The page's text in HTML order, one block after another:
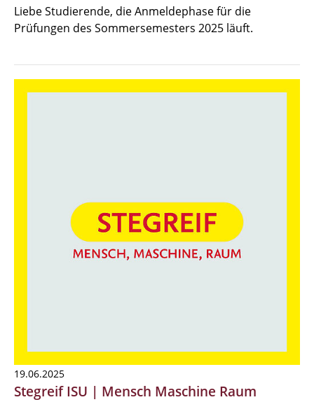
Liebe Studierende, die Anmeldephase für die
Prüfungen des Sommersemesters 2025 läuft.
19.06.2025
Stegreif ISU | Mensch Maschine Raum